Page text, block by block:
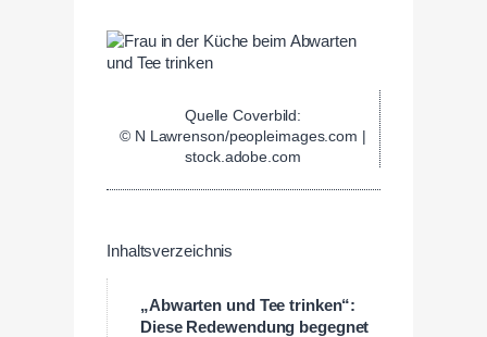
Quelle Coverbild:
© N Lawrenson/peopleimages.com |
stock.adobe.com
Inhaltsverzeichnis
„Abwarten und Tee trinken“:
Diese Redewendung begegnet